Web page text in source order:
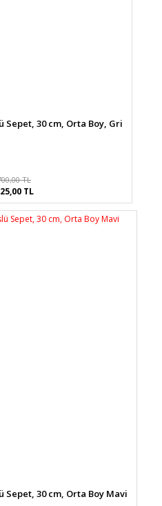
Sepet, 30 cm, Orta Boy, Gri
TL
TL
Sepet, 30 cm, Orta Boy Mavi